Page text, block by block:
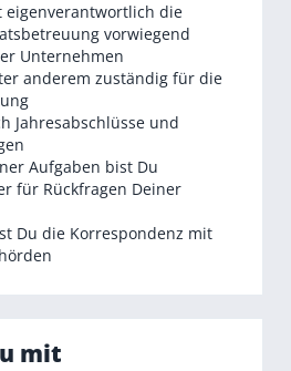
eigenverantwortlich die
vorwiegend
Unternehmen
anderem zuständig für die
Jahresabschlüsse und
Aufgaben bist Du
für Rückfragen Deiner
Du die Korrespondenz mit
mit